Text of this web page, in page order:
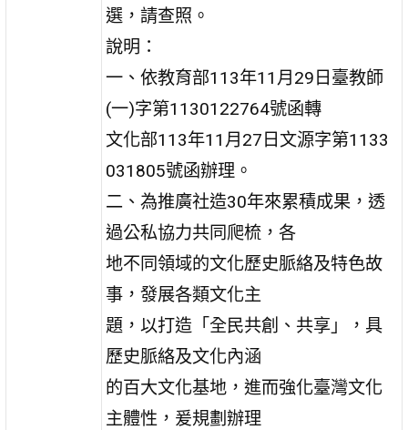
選，請查照。
說明：
一、依教育部113年11月29日臺教師
(一)字第1130122764號函轉
文化部113年11月27日文源字第1133
031805號函辦理。
二、為推廣社造30年來累積成果，透
過公私協力共同爬梳，各
地不同領域的文化歷史脈絡及特色故
事，發展各類文化主
題，以打造「全民共創、共享」，具
歷史脈絡及文化內涵
的百大文化基地，進而強化臺灣文化
主體性，爰規劃辦理